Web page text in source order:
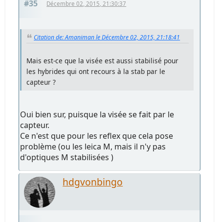
#35 Décembre 02, 2015, 21:30:37
Citation de: Amaniman le Décembre 02, 2015, 21:18:41
Mais est-ce que la visée est aussi stabilisé pour
les hybrides qui ont recours à la stab par le
capteur ?
Oui bien sur, puisque la visée se fait par le
capteur.
Ce n'est que pour les reflex que cela pose
problème (ou les leica M, mais il n'y pas
d'optiques M stabilisées )
hdgvonbingo